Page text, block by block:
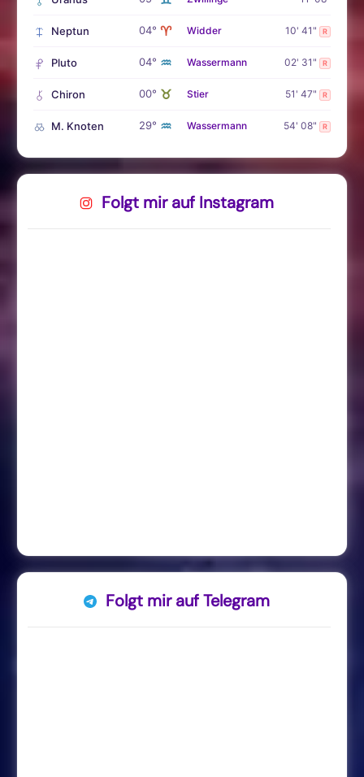
Neptun 04° ♈ Widder 10' 41" R
Pluto 04° ♒ Wassermann 02' 31" R
Chiron 00° ♉ Stier 51' 47" R
M. Knoten 29° ♒ Wassermann 54' 08" R
Folgt mir auf Instagram
Folgt mir auf Telegram